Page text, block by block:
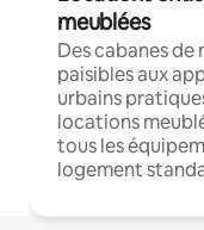
meublées
Des cabanes
paisibles aux
urbains
locations
tous les
logement